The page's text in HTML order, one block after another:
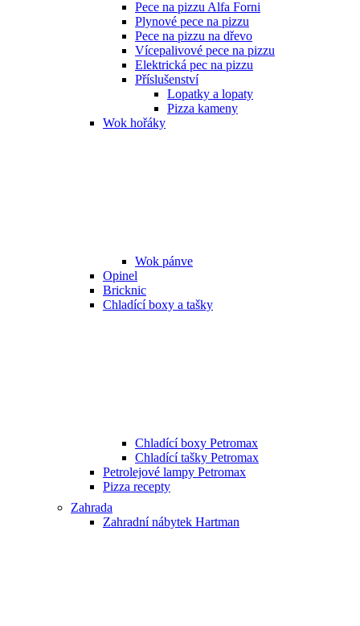
Pece na pizzu Alfa Forni
Plynové pece na pizzu
Pece na pizzu na dřevo
Vícepalivové pece na pizzu
Elektrická pec na pizzu
Příslušenství
Lopatky a lopaty
Pizza kameny
Wok hořáky
Wok pánve
Opinel
Bricknic
Chladící boxy a tašky
Chladící boxy Petromax
Chladící tašky Petromax
Petrolejové lampy Petromax
Pizza recepty
Zahrada
Zahradní nábytek Hartman